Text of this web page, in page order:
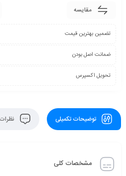
مقایسه
تضمین بهترین قیمت
ضمانت اصل بودن
تحویل اکسپرس
توضیحات تکمیلی
مشخصات کلی